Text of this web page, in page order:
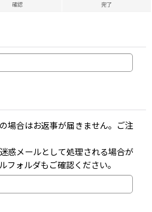
確認 完了
場合はお返事が届きません。ご注
惑メールとして処理される場合が
フォルダもご確認ください。